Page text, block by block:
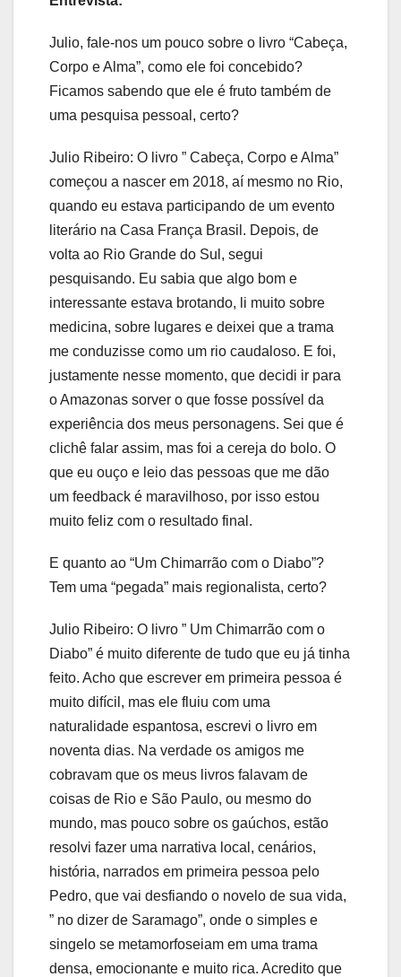
Julio, fale-nos um pouco sobre o livro “Cabeça,
Corpo e Alma”, como ele foi concebido?
Ficamos sabendo que ele é fruto também de
uma pesquisa pessoal, certo?
Julio Ribeiro: O livro ” Cabeça, Corpo e Alma”
começou a nascer em 2018, aí mesmo no Rio,
quando eu estava participando de um evento
literário na Casa França Brasil. Depois, de
volta ao Rio Grande do Sul, segui
pesquisando. Eu sabia que algo bom e
interessante estava brotando, li muito sobre
medicina, sobre lugares e deixei que a trama
me conduzisse como um rio caudaloso. E foi,
justamente nesse momento, que decidi ir para
o Amazonas sorver o que fosse possível da
experiência dos meus personagens. Sei que é
clichê falar assim, mas foi a cereja do bolo. O
que eu ouço e leio das pessoas que me dão
um feedback é maravilhoso, por isso estou
muito feliz com o resultado final.
E quanto ao “Um Chimarrão com o Diabo”?
Tem uma “pegada” mais regionalista, certo?
Julio Ribeiro: O livro ” Um Chimarrão com o
Diabo” é muito diferente de tudo que eu já tinha
feito. Acho que escrever em primeira pessoa é
muito difícil, mas ele fluiu com uma
naturalidade espantosa, escrevi o livro em
noventa dias. Na verdade os amigos me
cobravam que os meus livros falavam de
coisas de Rio e São Paulo, ou mesmo do
mundo, mas pouco sobre os gaúchos, estão
resolvi fazer uma narrativa local, cenários,
história, narrados em primeira pessoa pelo
Pedro, que vai desfiando o novelo de sua vida,
” no dizer de Saramago”, onde o simples e
singelo se metamorfoseiam em uma trama
densa, emocionante e muito rica. Acredito que